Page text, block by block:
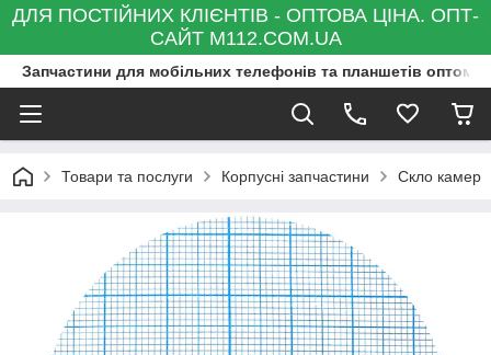
ДЛЯ ПОСТІЙНИХ КЛІЄНТІВ - ОПТОВА ЦІНА. ОПТ-
САЙТ M112.COM.UA
Запчастини для мобільних телефонів та планшетів оптом
Товари та послуги Корпусні запчастини Скло камер